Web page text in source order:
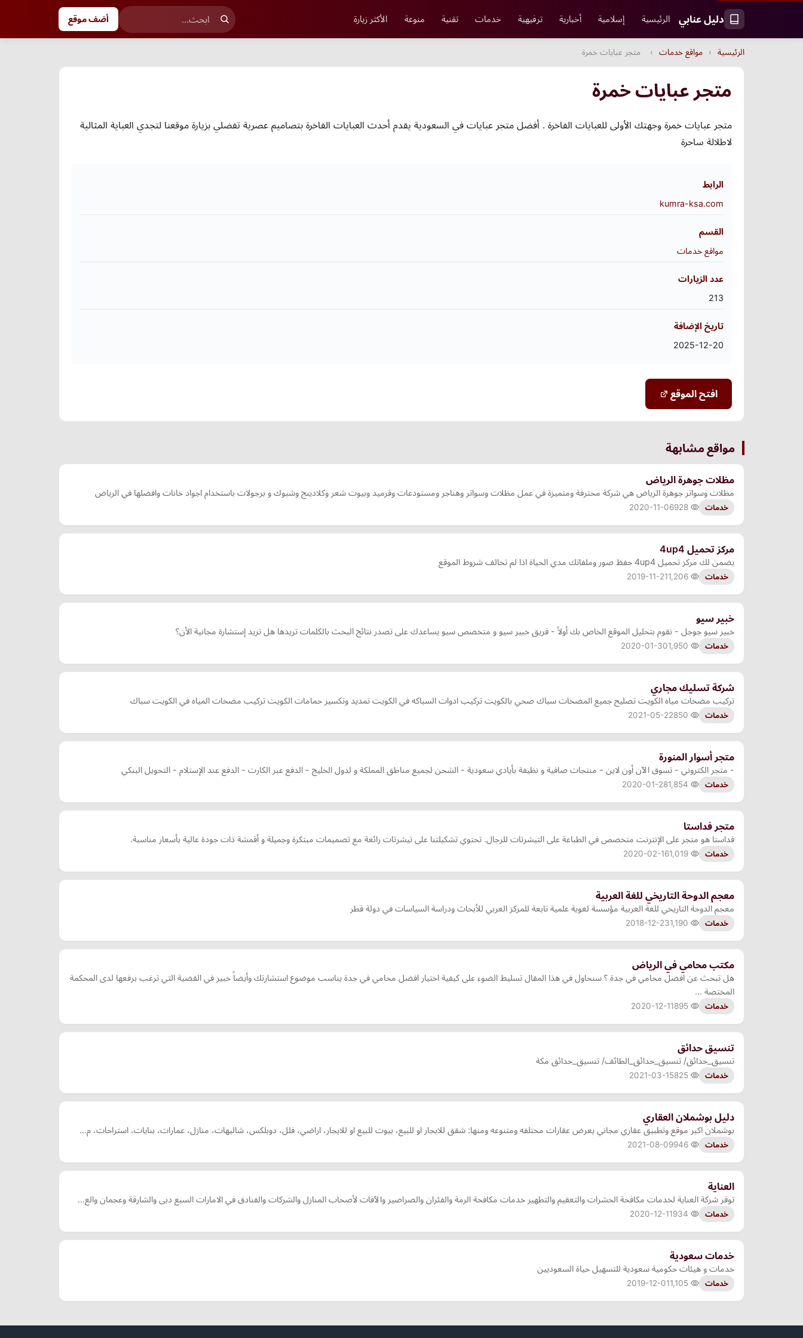
دليل عنابي الرئيسية إسلامية أخبارية ترفيهية خدمات تقنية منوعة الأكثر زيارة أضف موقع
الرئيسية › مواقع خدمات › متجر عبايات خمرة
متجر عبايات خمرة
متجر عبايات خمرة وجهتك الأولى للعبايات الفاخرة . أفضل متجر عبايات في السعودية يقدم أحدث العبايات الفاخرة بتصاميم عصرية تفضلي بزيارة موقعنا لتجدي العباية المثالية
لاطلالة ساحرة
الرابط
kumra-ksa.com
القسم
مواقع خدمات
عدد الزيارات
213
تاريخ الإضافة
2025-12-20
افتح الموقع
مواقع مشابهة
مظلات جوهرة الرياض
مظلات وسواتر جوهرة الرياض هي شركة محترفة ومتميزة في عمل مظلات وسواتر وهناجر ومستودعات وقرميد وبيوت شعر وكلادينج وشبوك و برجولات باستخدام اجواد خانات وافضلها في الرياض
خدمات 2020-11-06
مركز تحميل 4up4
يضمن لك مركز تحميل 4up4 حفظ صور وملفاتك مدي الحياة اذا لم تخالف شروط الموقع
خدمات 2019-11-21
خبير سيو
خبير سيو جوجل - نقوم بتحليل الموقع الخاص بك أولاً - فريق خبير سيو و متخصص سيو يساعدك على تصدر نتائج البحث بالكلمات تريدها هل تريد إستشارة مجانية الأن؟
خدمات 2020-01-30
شركة تسليك مجاري
تركيب مضخات مياه الكويت تصليح جميع المضخات سباك صحي بالكويت تركيب ادوات السباكه في الكويت تمديد وتكسير حمامات الكويت تركيب مضخات المياه في الكويت سباك
خدمات 2021-05-22
متجر أسوار المنورة
- متجر الكتروني - تسوق الآن أون لاين - منتجات صافية و نظيفة بأيادي سعودية - الشحن لجميع مناطق المملكة و لدول الخليج - الدفع عبر الكارت - الدفع عند الإستلام - التحويل البنكي
خدمات 2020-01-28
متجر فداستا
فداستا هو متجر على الإنترنت متخصص في الطباعة على التيشرتات للرجال. تحتوي تشكيلتنا على تيشرتات رائعة مع تصميمات مبتكرة وجميلة و أقمشة ذات جودة عالية بأسعار مناسبة.
خدمات 2020-02-16
معجم الدوحة التاريخي للغة العربية
معجم الدوحة التاريخي للغة العربية مؤسسة لغوية علمية تابعة للمركز العربي للأبحاث ودراسة السياسات في دولة قطر
خدمات 2018-12-23
مكتب محامي في الرياض
هل تبحث عن افضل محامي في جدة ؟ سنحاول في هذا المقال تسليط الضوء على كيفية اختيار افضل محامي في جدة يناسب موضوع استشارتك وأيضاً خبير في القضية التي ترغب برفعها لدى المحكمة
المختصة …
خدمات 2020-12-11
تنسيق حدائق
تنسيق_حدائق/ تنسيق_حدائق_الطائف/ تنسيق_حدائق مكة
خدمات 2021-03-15
دليل بوشملان العقاري
بوشملان اكبر موقع وتطبيق عقاري مجاني يعرض عقارات مختلفه ومتنوعه ومنها: شقق للايجار او للبيع، بيوت للبيع او للايجار، اراضي، فلل، دوبلكس، شاليهات، منازل، عمارات، بنايات، استراحات، م…
خدمات 2021-08-09
العناية
توفر شركة العناية لخدمات مكافحة الحشرات والتعقيم والتطهير خدمات مكافحة الرمة والفئران والصراصير والآفات لأصحاب المنازل والشركات والفنادق في الامارات السبع دبى والشارقة وعجمان والع…
خدمات 2020-12-11
خدمات سعودية
خدمات و هيئات حكومية سعودية للتسهيل حياة السعوديين
خدمات 2019-12-01